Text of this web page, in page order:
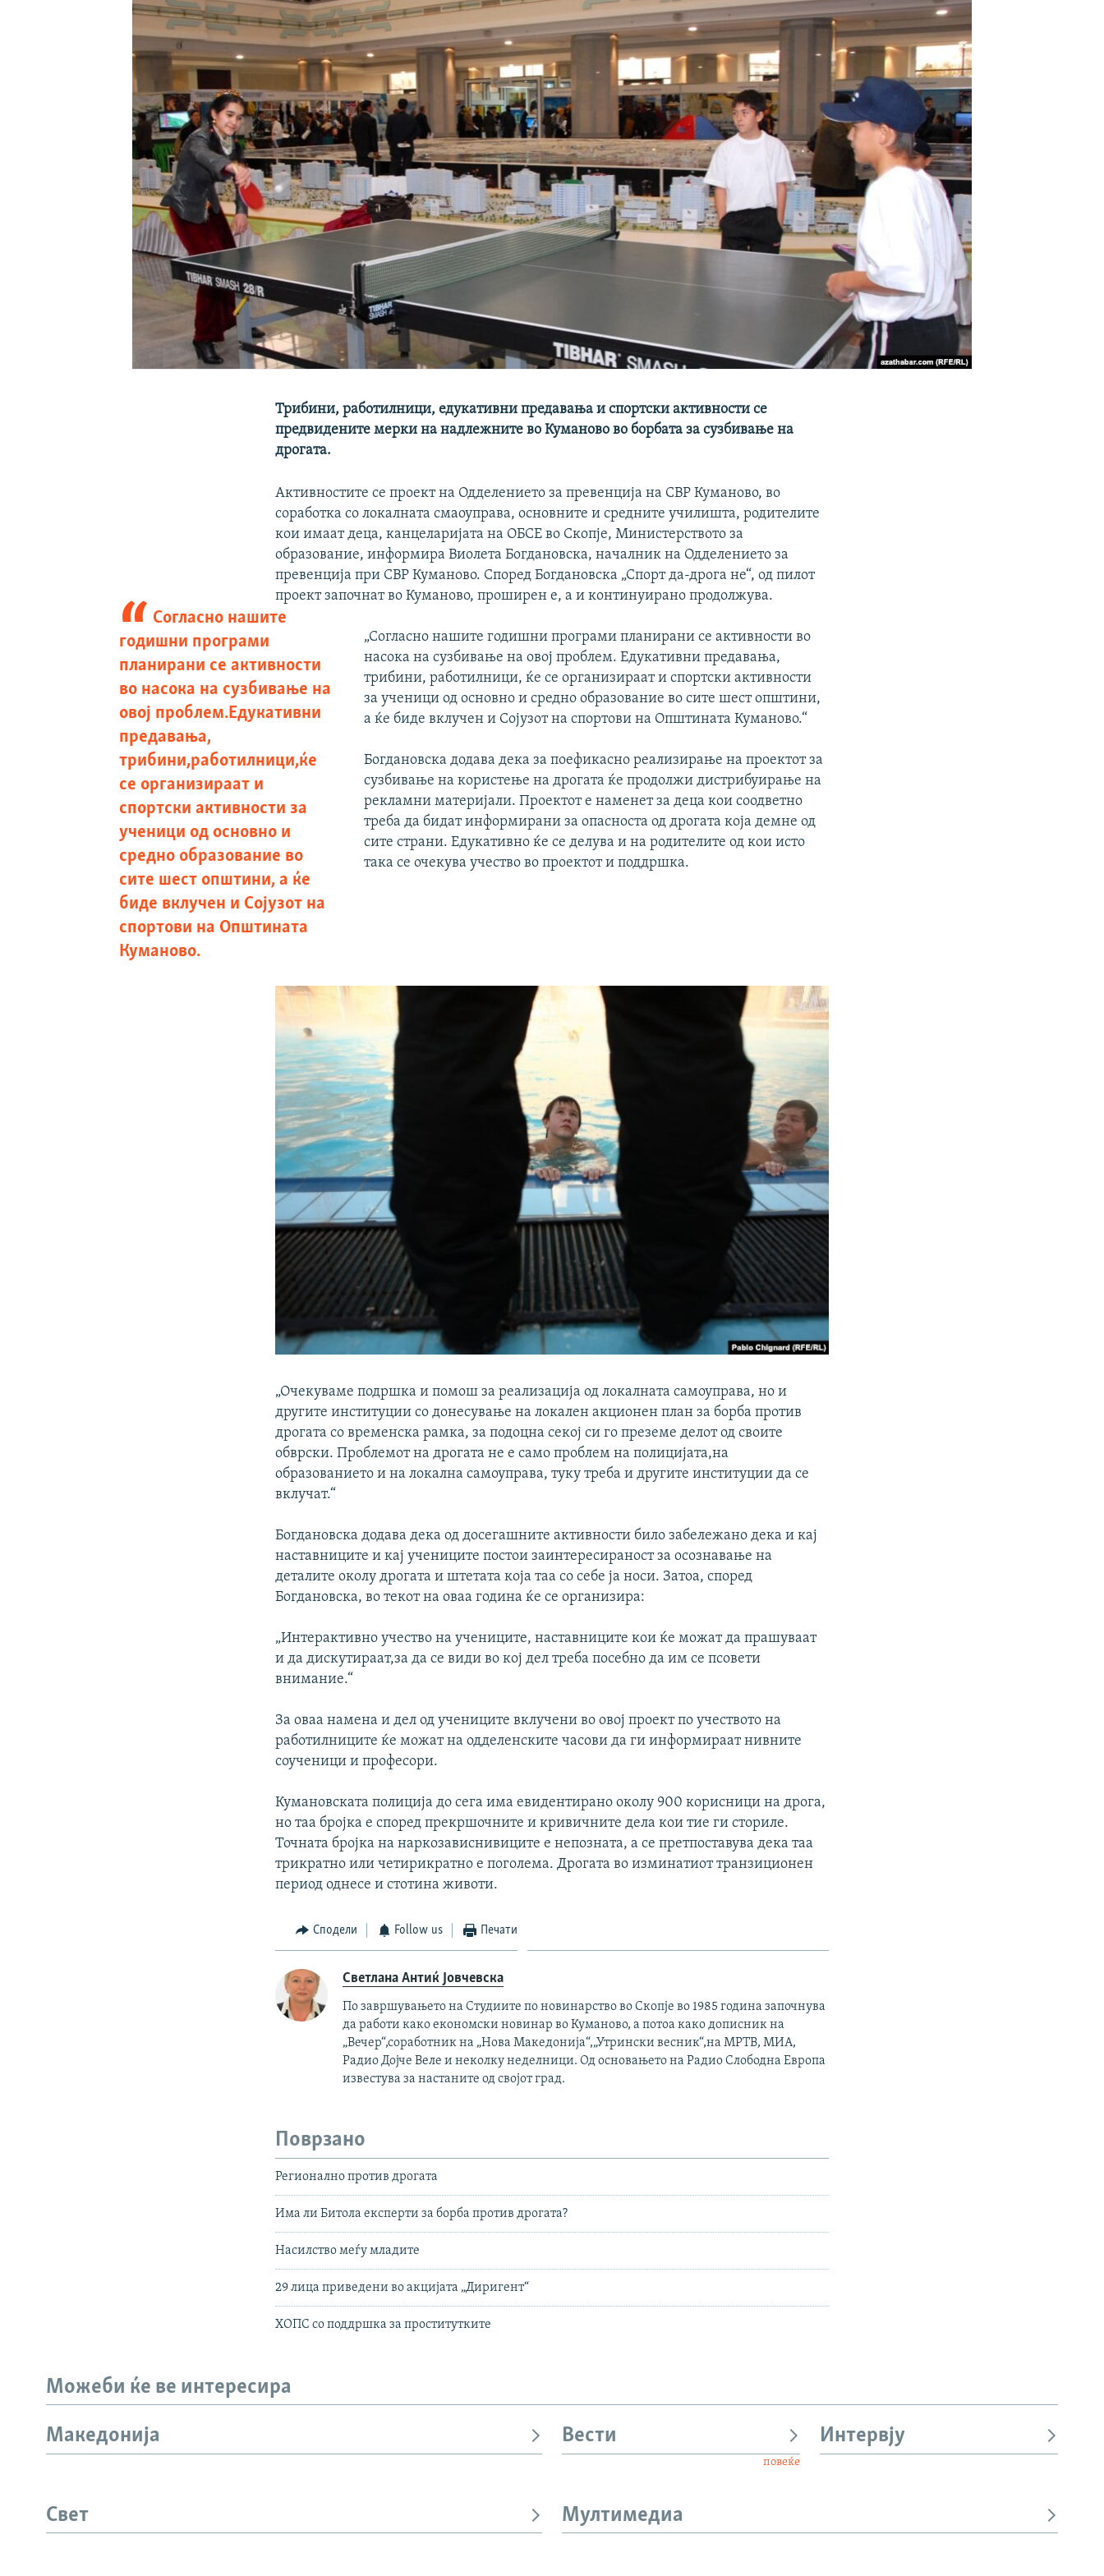
СЛЕДЕТЕ НЕ
РСЕ веб страници
Трибини, работилници, едукативни предавања и спортски активности се
предвидените мерки на надлежните во Куманово во борбата за сузбивање на
дрогата.
Активностите се проект на Одделението за превенција на СВР Куманово, во
соработка со локалната смаоуправа, основните и средните училишта, родителите
кои имаат деца, канцеларијата на ОБСЕ во Скопје, Министерството за
образование, информира Виолета Богдановска, началник на Одделението за
превенција при СВР Куманово. Според Богдановска „Спорт да-дрога не“, од пилот
проект започнат во Куманово, проширен е, а и континуирано продолжува.
Согласно нашите
годишни програми
планирани се активности
во насока на сузбивање на
овој проблем.Едукативни
предавања,
трибини,работилници,ќе
се организираат и
спортски активности за
ученици од основно и
средно образование во
сите шест општини, а ќе
биде вклучен и Сојузот на
спортови на Општината
Куманово.
„Согласно нашите годишни програми планирани се активности во
насока на сузбивање на овој проблем. Едукативни предавања,
трибини, работилници, ќе се организираат и спортски активности
за ученици од основно и средно образование во сите шест општини,
а ќе биде вклучен и Сојузот на спортови на Општината Куманово.“
Богдановска додава дека за поефикасно реализирање на проектот за
сузбивање на користење на дрогата ќе продолжи дистрибуирање на
рекламни материјали. Проектот е наменет за деца кои соодветно
треба да бидат информирани за опасноста од дрогата која демне од
сите страни. Eдукативно ќе се делува и на родителите од кои исто
така се очекува учество во проектот и поддршка.
„Очекуваме подршка и помош за реализација од локалната самоуправа, но и
другите институции со донесување на локален акционен план за борба против
дрогата со временска рамка, за подоцна секој си го преземе делот од своите
обврски. Проблемот на дрогата не е само проблем на полицијата,на
образованието и на локална самоуправа, туку треба и другите институции да се
вклучат.“
Богдановска додава дека од досегашните активности било забележано дека и кај
наставниците и кај учениците постои заинтересираност за осознавање на
деталите околу дрогата и штетата која таа со себе ја носи. Затоа, според
Богдановска, во текот на оваа година ќе се организира:
„Интерактивно учество на учениците, наставниците кои ќе можат да прашуваат
и да дискутираат,за да се види во кој дел треба посебно да им се псовети
внимание.“
За оваа намена и дел од учениците вклучени во овој проект по учеството на
работилниците ќе можат на одделенските часови да ги информираат нивните
соученици и професори.
Кумановската полиција до сега има евидентирано околу 900 корисници на дрога,
но таа бројка е според прекршочните и кривичните дела кои тие ги сториле.
Точната бројка на наркозависнивиците е непозната, а се претпоставува дека таа
трикратно или четирикратно е поголема. Дрогата во изминатиот транзиционен
период однесе и стотина животи.
Сподели Follow us Печати
Светлана Антиќ Јовчевска
По завршувањето на Студиите по новинарство во Скопје во 1985 година започнува
да работи како економски новинар во Куманово, а потоа како дописник на
„Вечер“,соработник на „Нова Македонија“,„Утрински весник“,на МРТВ, МИА,
Радио Дојче Веле и неколку неделници. Од основањето на Радио Слободна Европа
известува за настаните од својот град.
Поврзано
Регионално против дрогата
Има ли Битола експерти за борба против дрогата?
Насилство меѓу младите
29 лица приведени во акцијата „Диригент“
ХОПС со поддршка за проститутките
Можеби ќе ве интересира
Македонија Вести
повеќе
Интервју
Свет Мултимедиа